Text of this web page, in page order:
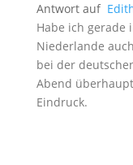
Antwort auf
Habe ich gerade
Niederlande
bei der
Abend
Eindruck.